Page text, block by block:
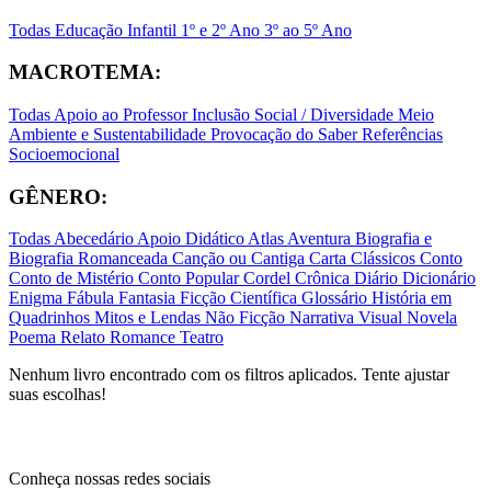
Todas Educação Infantil 1º e 2º Ano 3º ao 5º Ano
MACROTEMA:
Todas Apoio ao ProfessorInclusão Social / Diversidade Meio
Ambiente e Sustentabilidade Provocação do SaberReferências
Socioemocional
GÊNERO:
TodasAbecedárioApoio DidáticoAtlasAventura Biografia e
Biografia Romanceada Canção ou Cantiga Carta Clássicos Conto
Conto de Mistério Conto PopularCordel Crônica Diário Dicionário
Enigma Fábula Fantasia Ficção Científica Glossário História em
Quadrinhos Mitos e Lendas Não Ficção Narrativa Visual Novela
Poema Relato Romance Teatro
Nenhum livro encontrado com os filtros aplicados. Tente ajustar
suas escolhas!
Conheça nossas redes sociais